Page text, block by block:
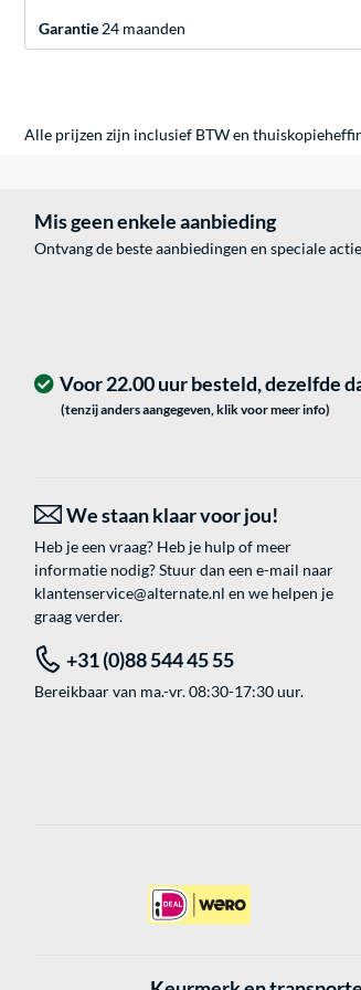
Garantie 24 maanden
Alle prijzen zijn inclusief BTW en
Mis geen enkele aanbieding
Ontvang de beste aanbiedingen en speciale
Voor 22.00 uur besteld, dezelfde
(tenzij anders aangegeven, klik voor meer info)
We staan klaar voor jou!
Heb je een vraag? Heb je hulp of meer
informatie nodig? Stuur dan een e-mail naar
klantenservice@alternate.nl en we helpen je
graag verder.
+31 (0)88 544 45 55
Bereikbaar van ma.-vr. 08:30-17:30 uur.